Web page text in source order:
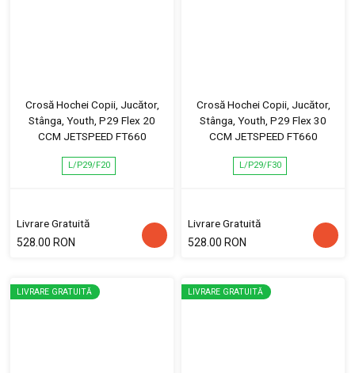
Crosă Hochei Copii, Jucător,
Stânga, Youth, P29 Flex 20
CCM JETSPEED FT660
L/P29/F20
Livrare Gratuită
528.00 RON
Crosă Hochei Copii, Jucător,
Stânga, Youth, P29 Flex 30
CCM JETSPEED FT660
L/P29/F30
Livrare Gratuită
528.00 RON
LIVRARE GRATUITĂ LIVRARE GRATUITĂ